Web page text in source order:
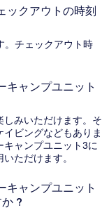
ックアウトの時刻
。チェックアウト時
キャンプユニット
みいただけます。そ
ビングなどもありま
ャンプユニット3に
ただけます。
キャンプユニット
?